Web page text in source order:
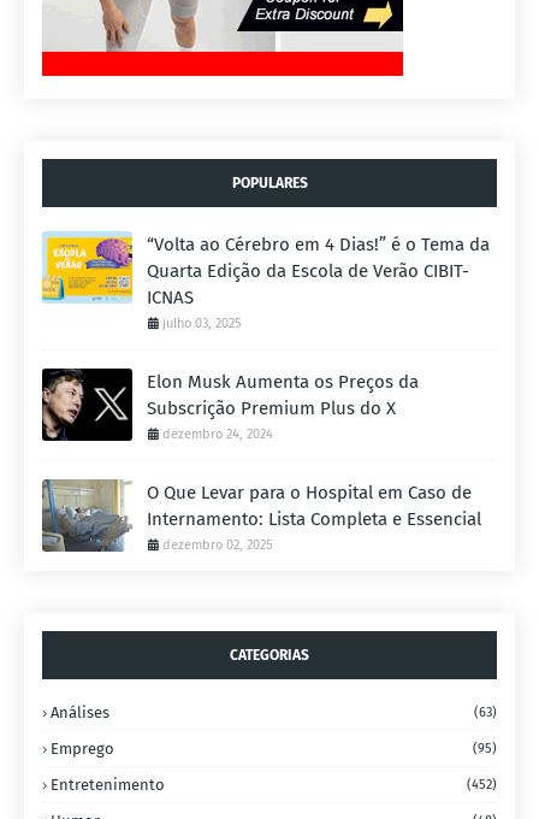
POPULARES
“Volta ao Cérebro em 4 Dias!” é o Tema da
Quarta Edição da Escola de Verão CIBIT-
ICNAS
julho 03, 2025
Elon Musk Aumenta os Preços da
Subscrição Premium Plus do X
dezembro 24, 2024
O Que Levar para o Hospital em Caso de
Internamento: Lista Completa e Essencial
dezembro 02, 2025
CATEGORIAS
Análises (63)
Emprego (95)
Entretenimento (452)